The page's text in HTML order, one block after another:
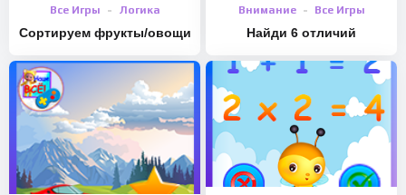
Все Игры Логика
Сортируем фрукты/овощи
Внимание Все Игры
Найди 6 отличий